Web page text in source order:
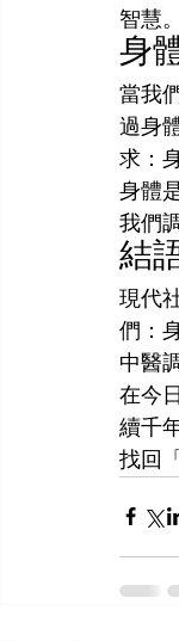
智慧。
身
當我
過身
求：
身體
我們
結
現代
們：
中醫
在今
續千
找回